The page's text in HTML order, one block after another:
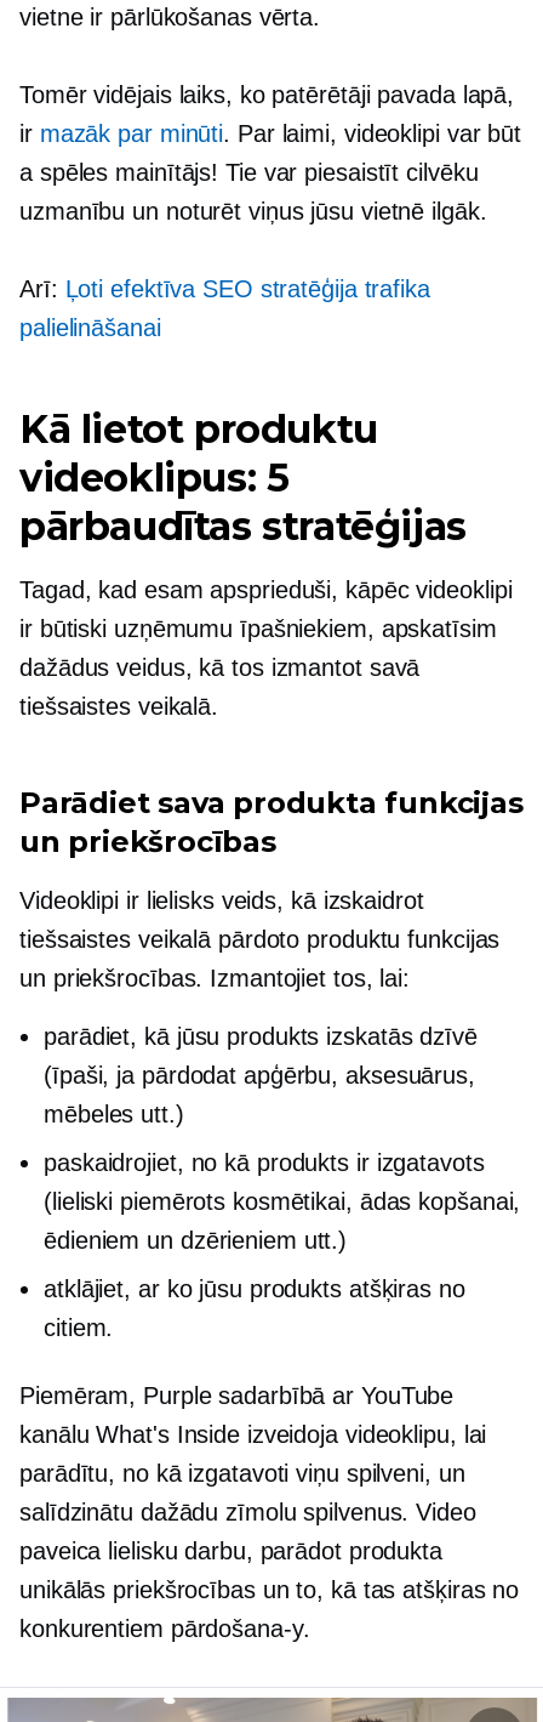
vietne ir pārlūkošanas vērta.
Tomēr vidējais laiks, ko patērētāji pavada lapā,
ir mazāk par minūti. Par laimi, videoklipi var būt
a spēles mainītājs! Tie var piesaistīt cilvēku
uzmanību un noturēt viņus jūsu vietnē ilgāk.
Arī: Ļoti efektīva SEO stratēģija trafika
palielināšanai
Kā lietot produktu
videoklipus: 5
pārbaudītas stratēģijas
Tagad, kad esam apsprieduši, kāpēc videoklipi
ir būtiski uzņēmumu īpašniekiem, apskatīsim
dažādus veidus, kā tos izmantot savā
tiešsaistes veikalā.
Parādiet sava produkta funkcijas
un priekšrocības
Videoklipi ir lielisks veids, kā izskaidrot
tiešsaistes veikalā pārdoto produktu funkcijas
un priekšrocības. Izmantojiet tos, lai:
parādiet, kā jūsu produkts izskatās dzīvē
(īpaši, ja pārdodat apģērbu, aksesuārus,
mēbeles utt.)
paskaidrojiet, no kā produkts ir izgatavots
(lieliski piemērots kosmētikai, ādas kopšanai,
ēdieniem un dzērieniem utt.)
atklājiet, ar ko jūsu produkts atšķiras no
citiem.
Piemēram, Purple sadarbībā ar YouTube
kanālu What's Inside izveidoja videoklipu, lai
parādītu, no kā izgatavoti viņu spilveni, un
salīdzinātu dažādu zīmolu spilvenus. Video
paveica lielisku darbu, parādot produkta
unikālās priekšrocības un to, kā tas atšķiras no
konkurentiem pārdošana-y.